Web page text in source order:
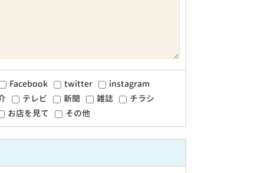
Facebook twitter
instagram
テレビ 新聞 雑誌
チラシ
お店を見て
その他